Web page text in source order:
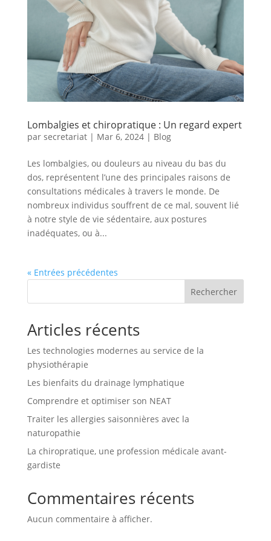
Lombalgies et chiropratique : Un regard expert
par secretariat| Mar 6, 2024| Blog
Les lombalgies, ou douleurs au niveau du bas du
dos, représentent l’une des principales raisons de
consultations médicales à travers le monde. De
nombreux individus souffrent de ce mal, souvent lié
à notre style de vie sédentaire, aux postures
inadéquates, ou à...
« Entrées précédentes
Rechercher
Articles récents
Les technologies modernes au service de la
physiothérapie
Les bienfaits du drainage lymphatique
Comprendre et optimiser son NEAT
Traiter les allergies saisonnières avec la
naturopathie
La chiropratique, une profession médicale avant-
gardiste
Commentaires récents
Aucun commentaire à afficher.